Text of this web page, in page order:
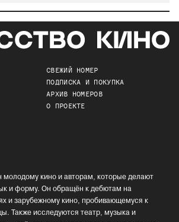
СВЕЖИЙ НОМЕР
ПОДПИСКА И ПОКУПКА
АРХИВ НОМЕРОВ
О ПРОЕКТЕ
молодому кино и авторам, которые делают
и форму. Он обращён к дебютам на
и зарубежному кино, пробивающемуся к
Также исследуются театр, музыка и